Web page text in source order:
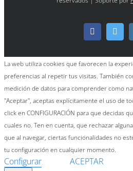
Facebook
La web utiliza cookies que favorecen la
preferencias al repetir tus visitas. También
medición de datos para comprender como
"Aceptar", aceptas explícitamente el uso de
click en CONFIGURACIÓN para que decidas
cuales no. Ten en cuenta, que rechazar
que al navegar, ciertas funcionalidades no
tu configuración en cualquier momento.
Configurar ACEPTAR